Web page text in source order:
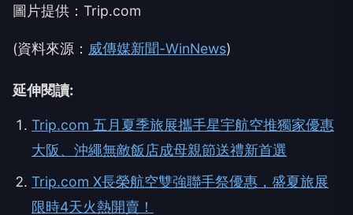
圖片提供：Trip.com
(資料來源： 威傳媒新聞-WinNews)
延伸閱讀:
Trip.com 五月夏季旅展攜手星宇航空推獨家優惠
大阪、沖繩無敵飯店成母親節送禮新首選
Trip.com X長榮航空雙強聯手祭優惠，盛夏旅展
限時4天火熱開賣！